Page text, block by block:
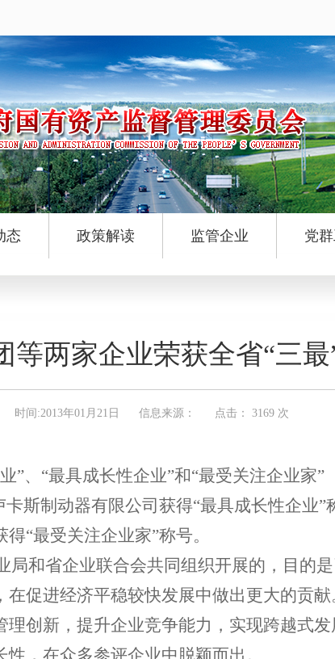
态 政策解读 监管企业 党
等两家企业荣获全省“三最
时间:2013年01月21日 信息来源： 点击： 3169 次
”、“最具成长性企业”和“最受关注企业家
斯制动器有限公司获得“最具成长性企业
“最受关注企业家”称号。
局和省企业联合会共同组织开展的，目的
促进经济平稳较快发展中做出更大的贡
创新，提升企业竞争能力，实现跨越式
，在众多参评企业中脱颖而出。